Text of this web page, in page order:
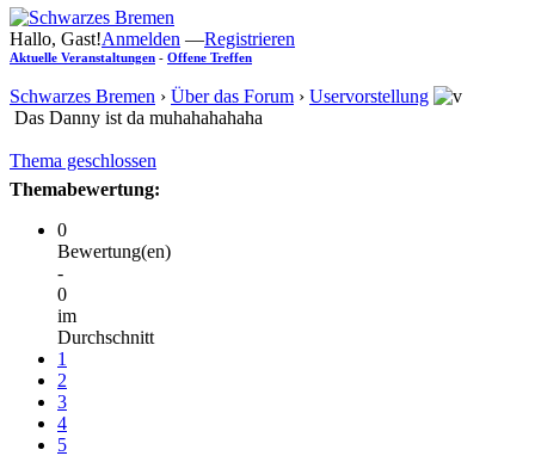
Hallo, Gast!Anmelden —Registrieren
Aktuelle Veranstaltungen - Offene Treffen
Schwarzes Bremen › Über das Forum › Uservorstellung
Das Danny ist da muhahahahaha
Thema geschlossen
Themabewertung:
0
Bewertung(en)
-
0
im
Durchschnitt
1
2
3
4
5